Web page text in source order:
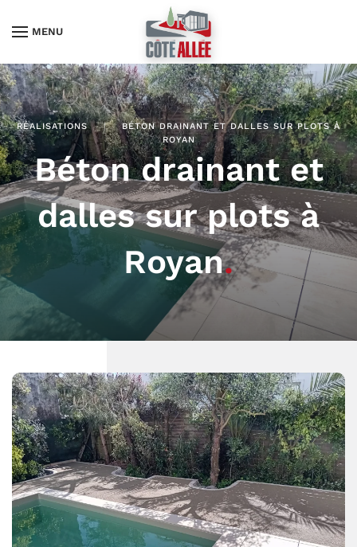
MENU
RÉALISATIONS
BÉTON DRAINANT ET DALLES SUR PLOTS À
ROYAN
Béton drainant et
dalles sur plots à
Royan.